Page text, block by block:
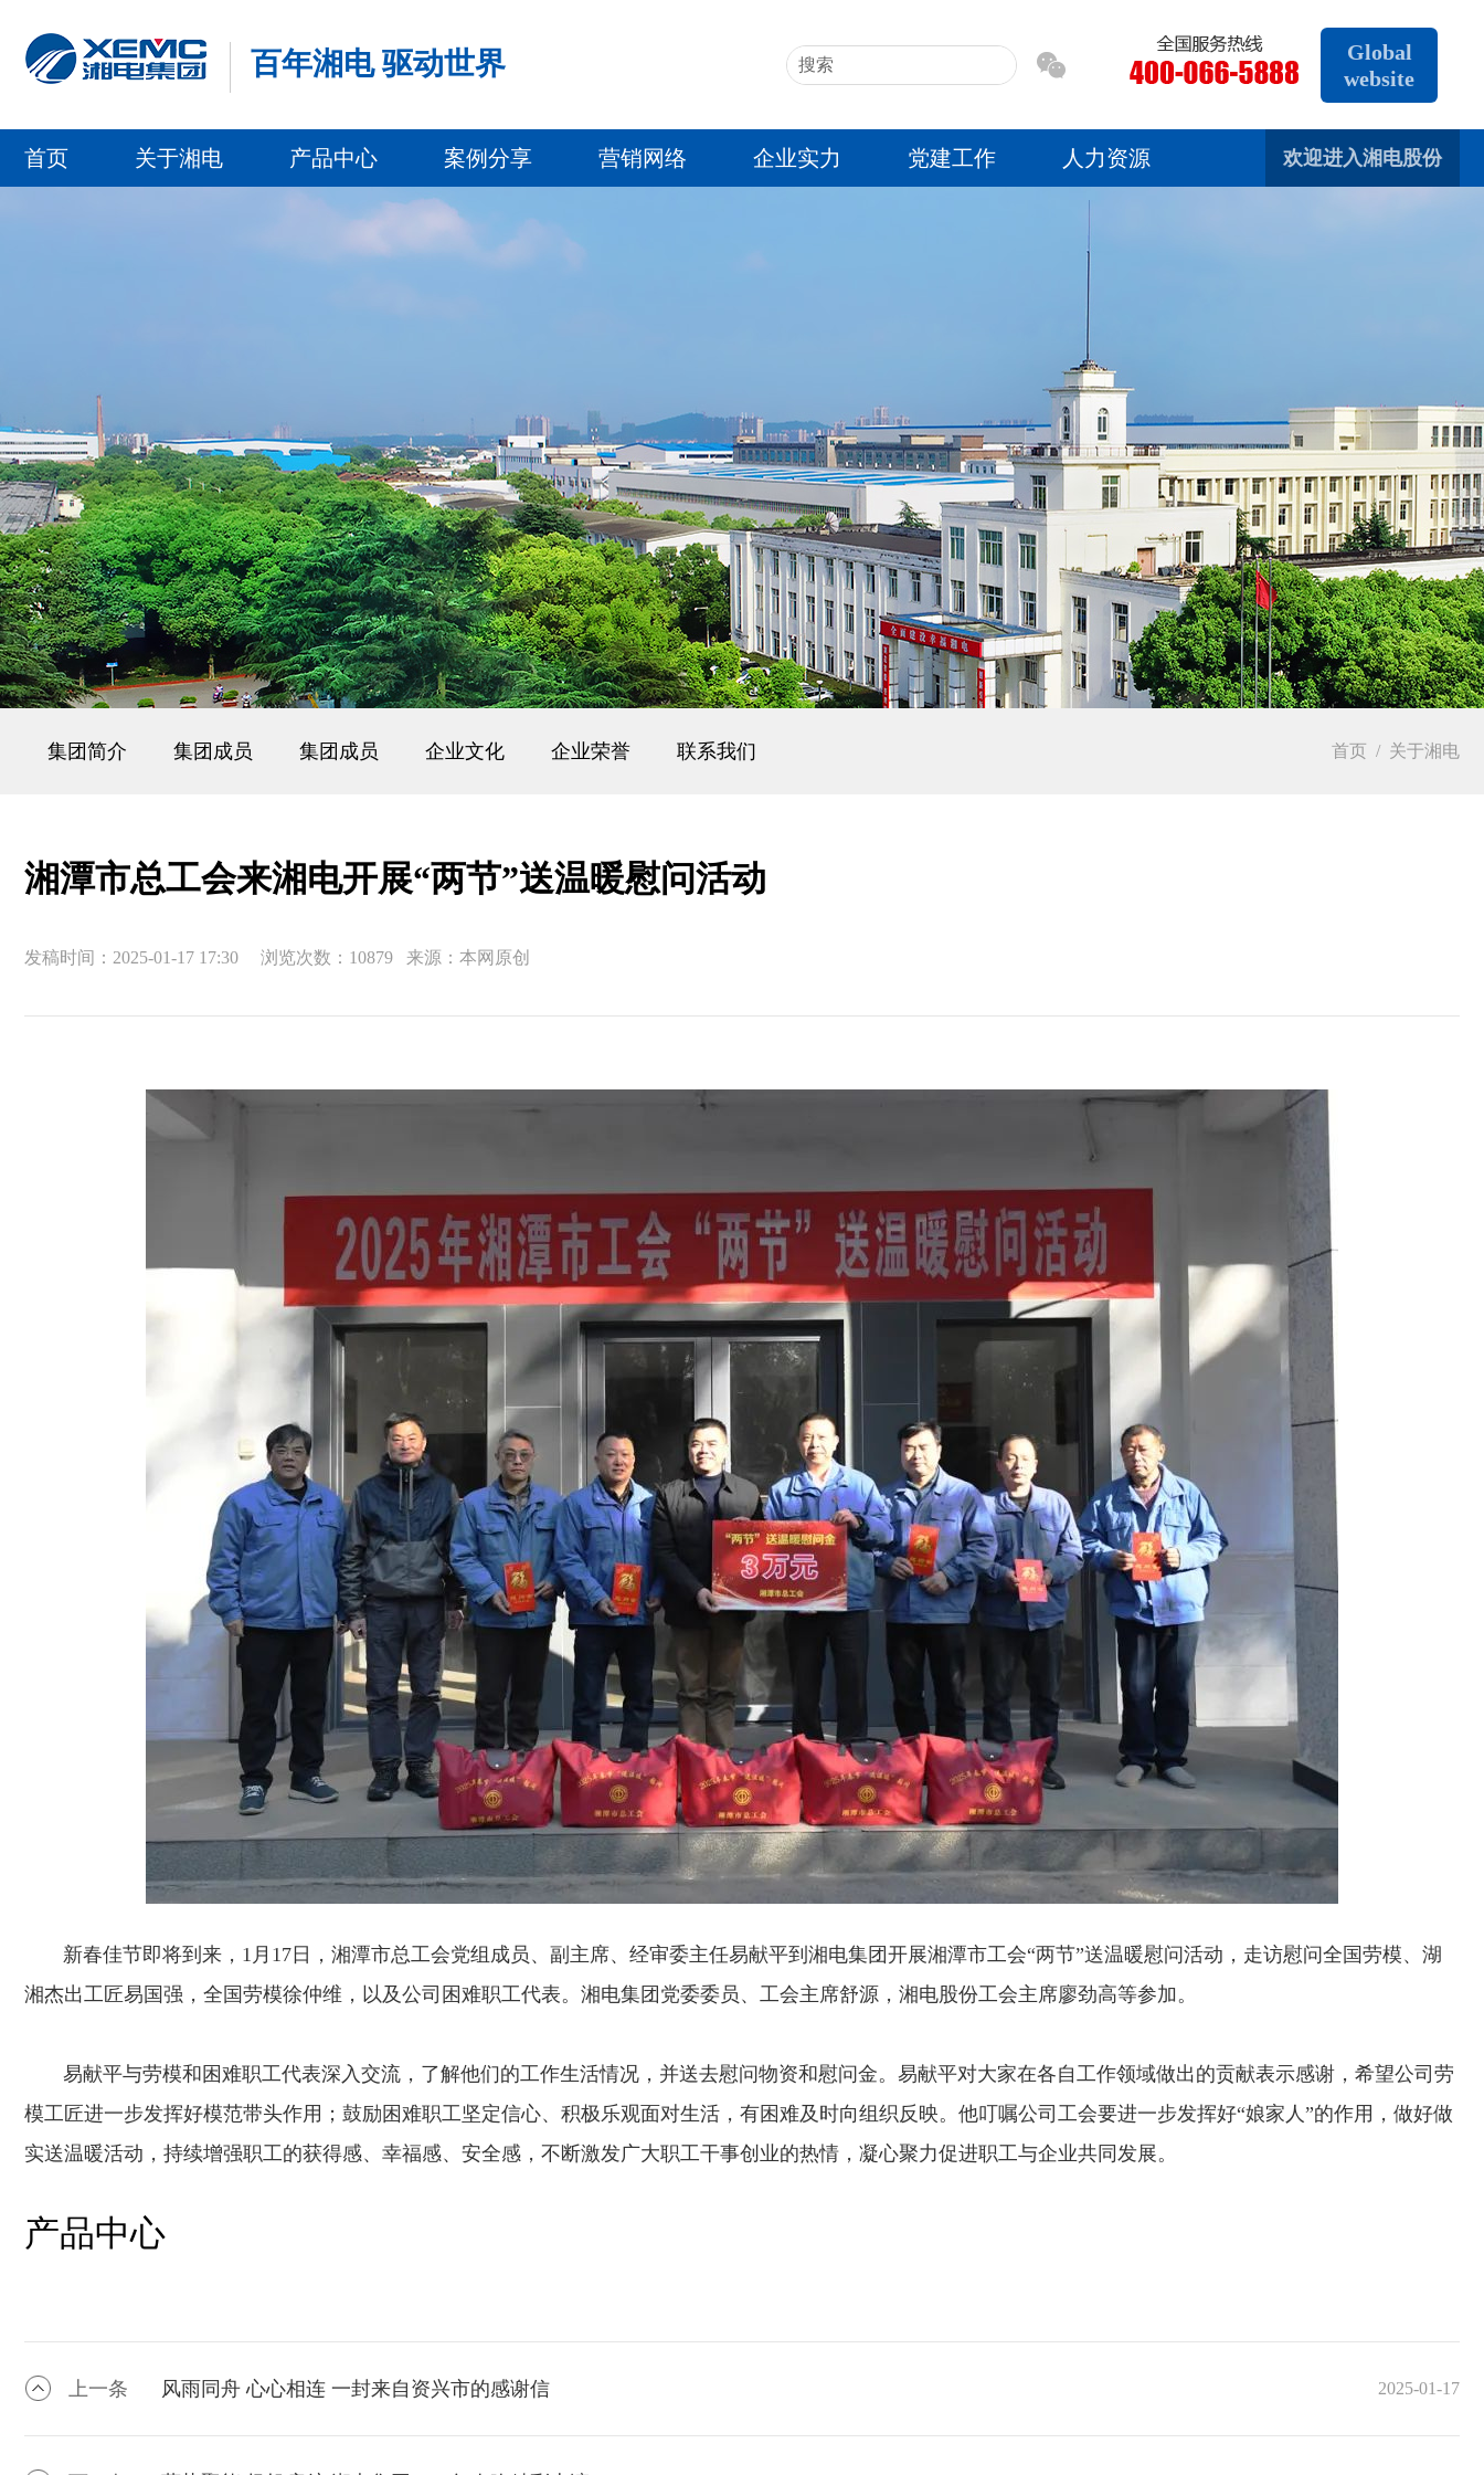
百年湘电 驱动世界
Global
website
首页 关于湘电 产品中心 案例分享 营销网络 企业实力 党建工作 人力资源 欢迎进入湘电股份
集团简介 集团成员 集团成员 企业文化 企业荣誉 联系我们 首页 / 关于湘电
湘潭市总工会来湘电开展“两节”送温暖慰问活动
发稿时间：2025-01-17 17:30 浏览次数：10879 来源：本网原创
新春佳节即将到来，1月17日，湘潭市总工会党组成员、副主席、经审委主任易献平到湘电集团开展湘潭市工会“两节”送温暖慰问活动，走访慰问全国劳模、湖
湘杰出工匠易国强，全国劳模徐仲维，以及公司困难职工代表。湘电集团党委委员、工会主席舒源，湘电股份工会主席廖劲高等参加。
易献平与劳模和困难职工代表深入交流，了解他们的工作生活情况，并送去慰问物资和慰问金。易献平对大家在各自工作领域做出的贡献表示感谢，希望公司劳
模工匠进一步发挥好模范带头作用；鼓励困难职工坚定信心、积极乐观面对生活，有困难及时向组织反映。他叮嘱公司工会要进一步发挥好“娘家人”的作用，做好做
实送温暖活动，持续增强职工的获得感、幸福感、安全感，不断激发广大职工干事创业的热情，凝心聚力促进职工与企业共同发展。
产品中心
上一条 风雨同舟 心心相连 一封来自资兴市的感谢信 2025-01-17